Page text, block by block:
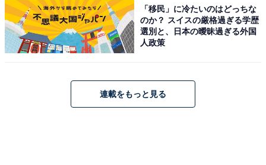
回答者からは「感情移入してしまうくらい演技がとても
良かった」（30代女性）、「演技だとわかっていても仕
草が可愛かった」（20代女性）、「田中みな実そのも
が上がりました。
「移民」に冷たいのはどっちな
のか？ スイスの厳格過ぎる学歴
選別と、日本の曖昧過ぎる外国
人政策
連載をもっと見る